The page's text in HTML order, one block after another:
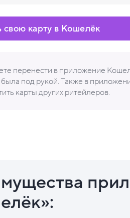
перенести в приложение
под рукой. Также в
карты других ритейлеров.
свою карту в Кошелёк